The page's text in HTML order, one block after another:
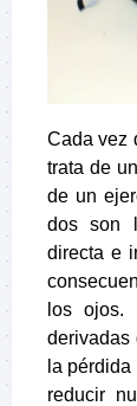
Cada vez
trata de
de un
dos son
directa e
los ojos.
derivadas
la
reducir